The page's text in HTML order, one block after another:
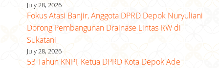
July 28, 2026
Fokus Atasi Banjir, Anggota DPRD Depok Nuryuliani
Dorong Pembangunan Drainase Lintas RW di
Sukatani
July 28, 2026
53 Tahun KNPI, Ketua DPRD Kota Depok Ade